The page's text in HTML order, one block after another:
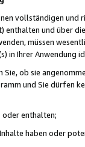
vollständigen
und über
müssen
in Ihrer Anwendung
ob sie
und Sie dürfen
oder enthalten;
haben oder